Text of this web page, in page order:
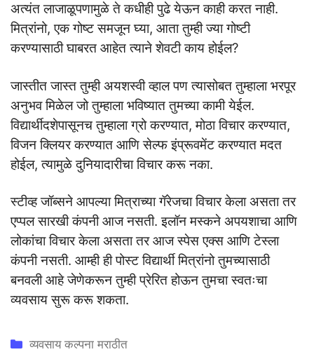
अत्यंत लाजाळूपणामुळे ते कधीही पुढे येऊन काही करत नाही.
मित्रांनो, एक गोष्ट समजून घ्या, आता तुम्ही ज्या गोष्टी
करण्यासाठी घाबरत आहेत त्याने शेवटी काय होईल?
जास्तीत जास्त तुम्ही अयशस्वी व्हाल पण त्यासोबत तुम्हाला भरपूर
अनुभव मिळेल जो तुम्हाला भविष्यात तुमच्या कामी येईल.
विद्यार्थीदशेपासूनच तुम्हाला ग्रो करण्यात, मोठा विचार करण्यात,
विजन क्लियर करण्यात आणि सेल्फ इंप्रूवमेंट करण्यात मदत
होईल, त्यामुळे दुनियादारीचा विचार करू नका.
स्टीव्ह जॉब्सने आपल्या मित्राच्या गॅरेजचा विचार केला असता तर
एप्पल सारखी कंपनी आज नसती. इलॉन मस्कने अपयशाचा आणि
लोकांचा विचार केला असता तर आज स्पेस एक्स आणि टेस्ला
कंपनी नसती. आम्ही ही पोस्ट विद्यार्थी मित्रांनो तुमच्यासाठी
बनवली आहे जेणेकरून तुम्ही प्रेरित होऊन तुमचा स्वतःचा
व्यवसाय सुरू करू शकता.
Categories
व्यवसाय कल्पना मराठीत